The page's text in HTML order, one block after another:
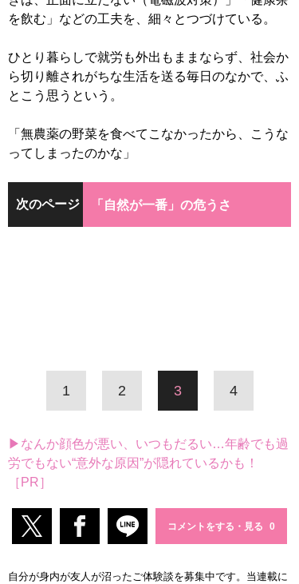
を飲む」などの工夫を、細々とつづけている。
ひとり暮らしで就労も外出もままならず、社会か
ら切り離されがちな生活を送る毎日のなかで、ふ
とこう思うという。
「無農薬の野菜を食べてこなかったから、こうな
ってしまったのかな」
次のページ 「自然が一番」の危うさ
1 2 3 4
▶なんか顔色が悪い、いつもだるい…年齢でも過
労でもない“意外な原因”が隠れているかも！
［PR］
コメントをする・見る
自分が身内が友人が沼ったご体験談を募集中です。当連載に